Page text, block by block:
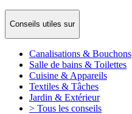
Conseils utiles sur
Canalisations & Bouchons
Salle de bains & Toilettes
Cuisine & Appareils
Textiles & Tâches
Jardin & Extérieur
> Tous les conseils